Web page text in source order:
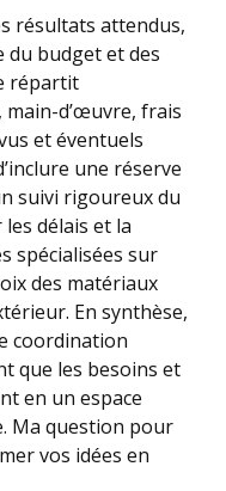
résultats attendus,
du budget et des
répartit
d’œuvre, frais
et éventuels
une réserve
suivi rigoureux du
délais et la
spécialisées sur
des matériaux
En synthèse,
coordination
que les besoins et
en un espace
Ma question pour
vos idées en